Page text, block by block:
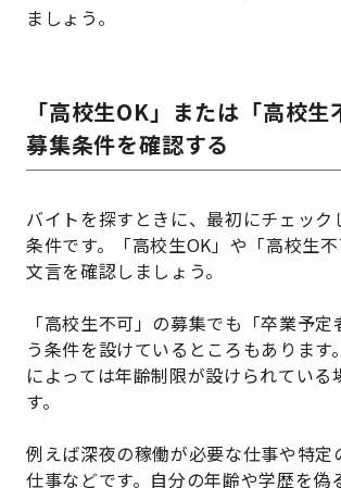
ましょう。
「高校生OK」または「高校生
募集条件を確認する
バイトを探すときに、最初にチェック
条件です。「高校生OK」や「高校生
文言を確認しましょう。
「高校生不可」の募集でも「卒業予
う条件を設けているところもあります
によっては年齢制限が設けられている
す。
例えば深夜の稼働が必要な仕事や特定
仕事などです。自分の年齢や学歴を偽